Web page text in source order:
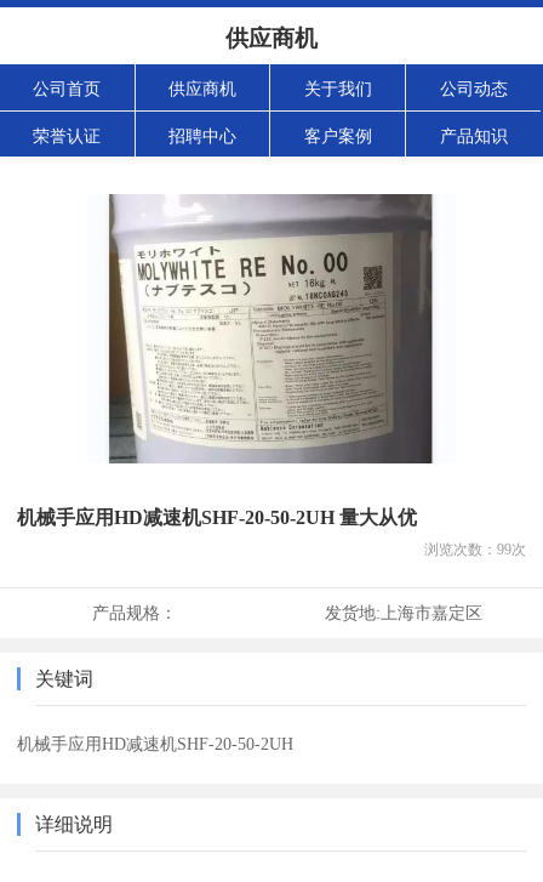
供应商机
公司首页 供应商机 关于我们 公司动态
荣誉认证 招聘中心 客户案例 产品知识
机械手应用HD减速机SHF-20-50-2UH 量大从优
浏览次数： 99次
产品规格： 发货地: 上海市嘉定区
关键词
机械手应用HD减速机SHF-20-50-2UH
详细说明